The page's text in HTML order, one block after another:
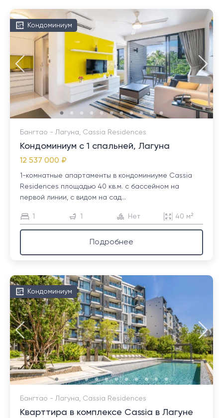
Кондоминиум
Бангтао - Лагуна, Cassia Residences
Кондоминиум с 1 спальней, Лагуна
12 537 000 ₽
1-комнатные апартаменты в кондоминиуме Cassia
Residences площадью 40 кв.м. с бассейном на
первой линии, с видом на сад...
1 1 Нет 40 м²
Подробнее
Кондоминиум
Бангтао - Лагуна, Cassia Residences
Кварттира в комплексе Cassia в Лагуне